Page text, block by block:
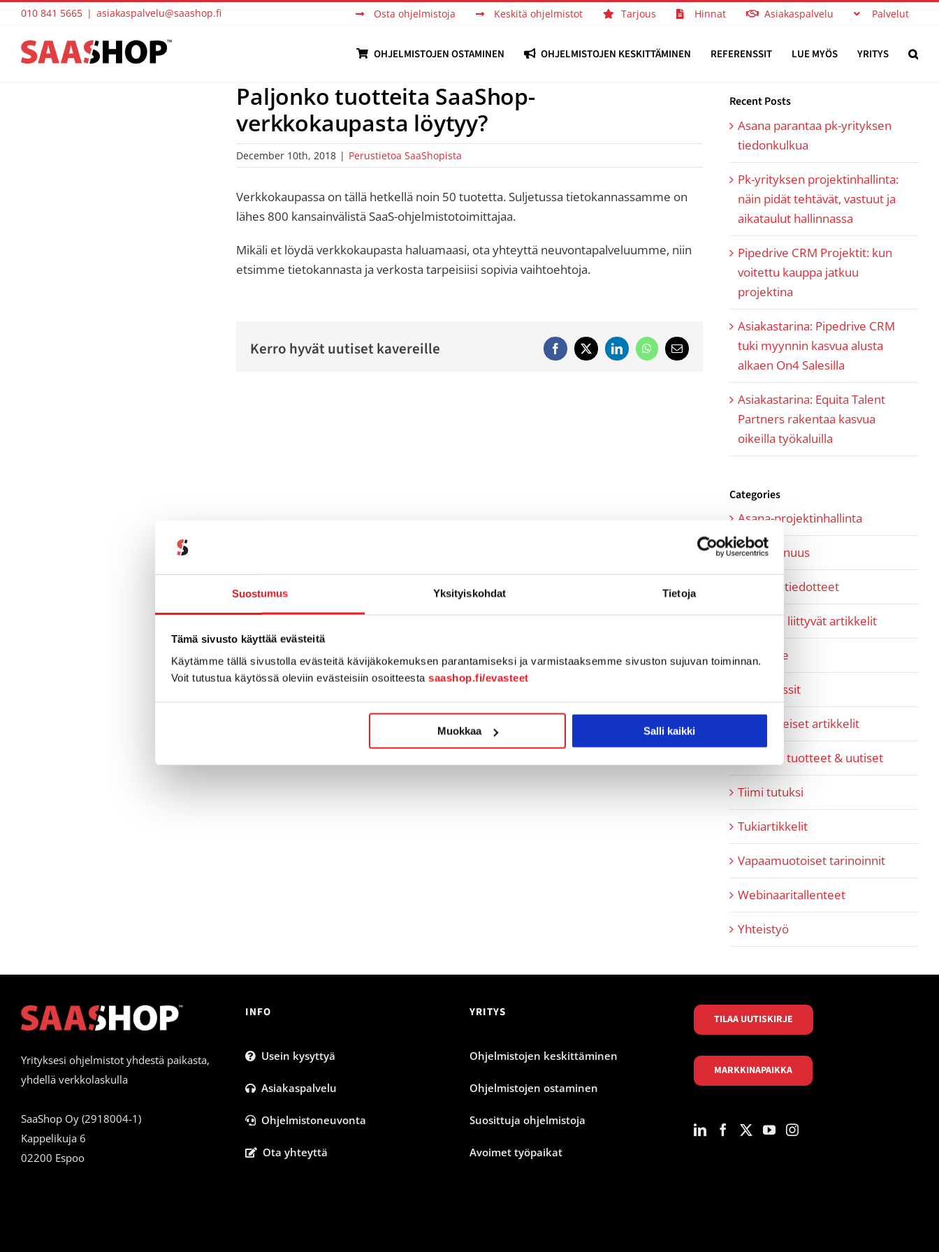
Suostumus Yksityiskohdat Tietoja
Tämä sivusto käyttää evästeitä
Käytämme tällä sivustolla evästeitä kävijäkokemuksen parantamiseksi ja varmistaaksemme sivuston sujuvan toiminnan.
Voit tutustua käytössä oleviin evästeisiin osoitteesta saashop.fi/evasteet
Muokkaa Salli kaikki
Skip
content
010 841 5665 | asiakaspalvelu@saashop.fi Osta ohjelmistoja Keskitä ohjelmistot Tarjous Hinnat Asiakaspalvelu Palvelut
OHJELMISTOJEN OSTAMINEN OHJELMISTOJEN KESKITTÄMINEN REFERENSSIT LUE MYÖS YRITYS
Paljonko tuotteita SaaShop-
verkkokaupasta löytyy?
December 10th, 2018 | Perustietoa SaaShopista
Verkkokaupassa on tällä hetkellä noin 50 tuotetta. Suljetussa tietokannassamme on
lähes 800 kansainvälistä SaaS-ohjelmistotoimittajaa.
Mikäli et löydä verkkokaupasta haluamaasi, ota yhteyttä neuvontapalveluumme, niin
etsimme tietokannasta ja verkosta tarpeisiisi sopivia vaihtoehtoja.
Kerro hyvät uutiset kavereille FacebookTwitterLinkedInWhatsApp
Email
Recent Posts
Asana parantaa pk-yrityksen
tiedonkulkua
Pk-yrityksen projektinhallinta:
näin pidät tehtävät, vastuut ja
aikataulut hallinnassa
Pipedrive CRM Projektit: kun
voitettu kauppa jatkuu
projektina
Asiakastarina: Pipedrive CRM
tuki myynnin kasvua alusta
alkaen On4 Salesilla
Asiakastarina: Equita Talent
Partners rakentaa kasvua
oikeilla työkaluilla
Categories
Asana-projektinhallinta
Kumppanuus
Lehdistötiedotteet
Myyntiin liittyvät artikkelit
Pipedrive
Referenssit
SaaS-aiheiset artikkelit
SaaShop tuotteet & uutiset
Tiimi tutuksi
Tukiartikkelit
Vapaamuotoiset tarinoinnit
Webinaaritallenteet
Yhteistyö
Yrityksesi ohjelmistot yhdestä paikasta,
yhdellä verkkolaskulla
SaaShop Oy (2918004-1)
Kappelikuja 6
02200 Espoo
INFO
Usein kysyttyä
Asiakaspalvelu
Ohjelmistoneuvonta
Ota yhteyttä
YRITYS
Ohjelmistojen keskittäminen
Ohjelmistojen ostaminen
Suosittuja ohjelmistoja
Avoimet työpaikat
TILAA UUTISKIRJE
MARKKINAPAIKKA